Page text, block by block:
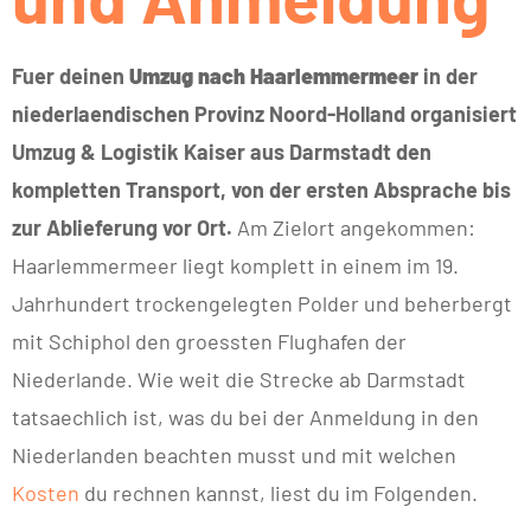
Fuer deinen Umzug nach Haarlemmermeer in der
niederlaendischen Provinz Noord-Holland organisiert
Umzug & Logistik Kaiser aus Darmstadt den
kompletten Transport, von der ersten Absprache bis
zur Ablieferung vor Ort. Am Zielort angekommen:
Haarlemmermeer liegt komplett in einem im 19.
Jahrhundert trockengelegten Polder und beherbergt
mit Schiphol den groessten Flughafen der
Niederlande. Wie weit die Strecke ab Darmstadt
tatsaechlich ist, was du bei der Anmeldung in den
Niederlanden beachten musst und mit welchen
Kosten du rechnen kannst, liest du im Folgenden.